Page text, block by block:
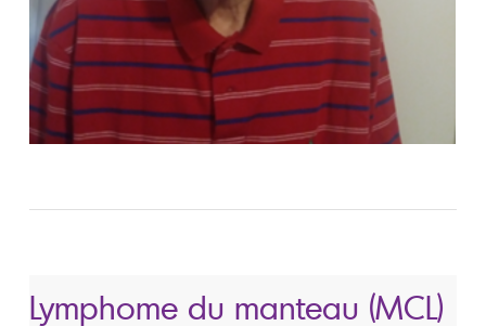
Lymphome du manteau (MCL)